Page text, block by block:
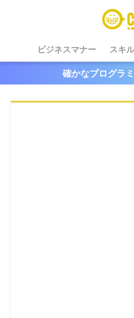
ビジネスマナー スキ
確かなプログラ